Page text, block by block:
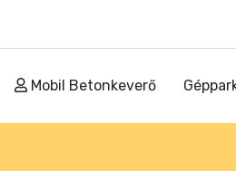
Mobil Betonkeverő